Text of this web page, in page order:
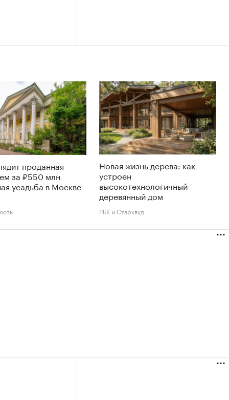
проданная
за ₽550 млн
усадьба в Москве
Новая жизнь дерева: как
устроен
высокотехнологичный
деревянный дом
РБК и Старквуд